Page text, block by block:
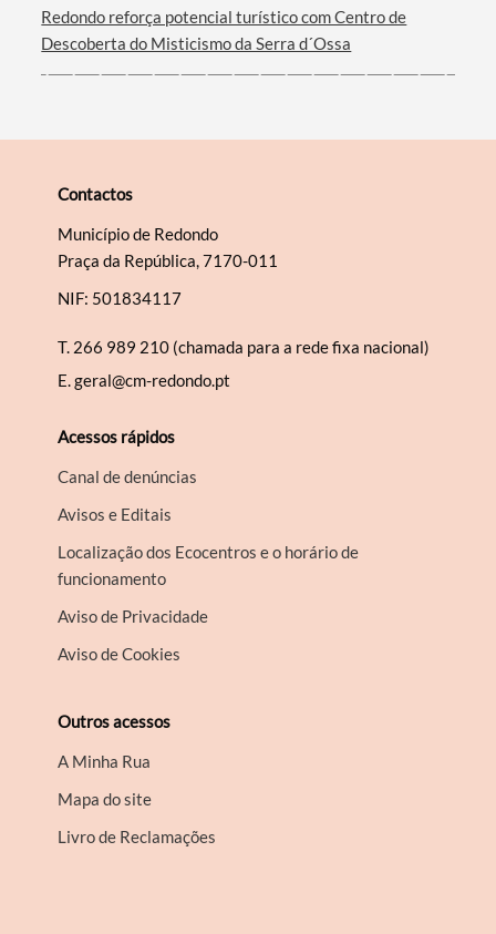
Redondo reforça potencial turístico com Centro de
Descoberta do Misticismo da Serra d´Ossa
Contactos
Município de Redondo
Praça da República, 7170-011
NIF: 501834117
T. 266 989 210 (chamada para a rede fixa nacional)
E.geral@cm-redondo.pt
Acessos rápidos
Canal de denúncias
Avisos e Editais
Localização dos Ecocentros e o horário de
funcionamento
Aviso de Privacidade
Aviso de Cookies
Outros acessos
A Minha Rua
Mapa do site
Livro de Reclamações